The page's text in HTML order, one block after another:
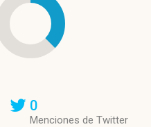
0
Menciones de Twitter